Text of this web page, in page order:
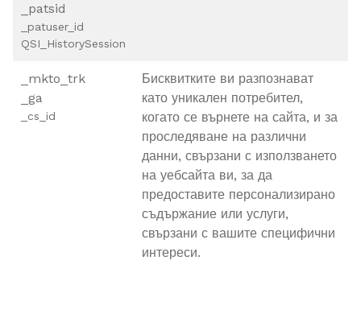
_patsid
_patuser_id
QSI_HistorySession
_mkto_trk
_ga
_cs_id
Бисквитките ви разпознават
като уникален потребител,
когато се върнете на сайта, и за
проследяване на различни
данни, свързани с използването
на уебсайта ви, за да
предоставите персонализирано
съдържание или услуги,
свързани с вашите специфични
интереси.